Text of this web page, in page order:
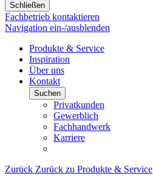
Schließen
Fachbetrieb kontaktieren
Navigation ein-/ausblenden
Produkte & Service
Inspiration
Über uns
Kontakt
Suchen
Privatkunden
Gewerblich
Fachhandwerk
Karriere
Zurück Zurück zu Produkte & Service